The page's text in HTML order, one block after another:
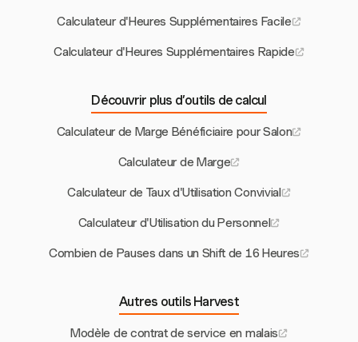
Calculateur d'Heures Supplémentaires Facile
Calculateur d'Heures Supplémentaires Rapide
Découvrir plus d’outils de calcul
Calculateur de Marge Bénéficiaire pour Salon
Calculateur de Marge
Calculateur de Taux d'Utilisation Convivial
Calculateur d'Utilisation du Personnel
Combien de Pauses dans un Shift de 16 Heures
Autres outils Harvest
Modèle de contrat de service en malais